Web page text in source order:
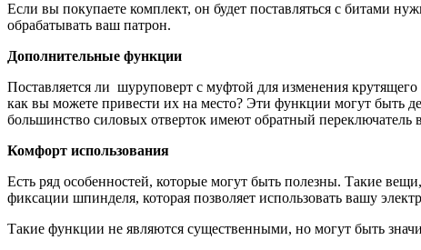
Если вы покупаете комплект, он будет поставляться с битами
обрабатывать ваш патрон.
Дополнительные функции
Поставляется ли шуруповерт с муфтой для изменения
как вы можете привести их на место? Эти функции могут быть
большинство силовых отверток имеют обратный переключатель
Комфорт использования
Есть ряд особенностей, которые могут быть полезны. Такие
фиксации шпинделя, которая позволяет использовать вашу
Такие функции не являются существенными, но могут быть